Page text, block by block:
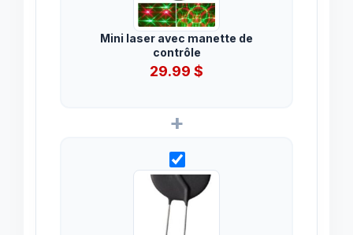
Mini laser avec manette de
contrôle
29.99 $
+